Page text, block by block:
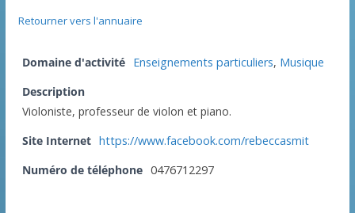
Retourner vers l'annuaire
Domaine d'activité Enseignements particuliers, Musique
Description
Violoniste, professeur de violon et piano.
Site Internet https://www.facebook.com/rebeccasmit
Numéro de téléphone 0476712297